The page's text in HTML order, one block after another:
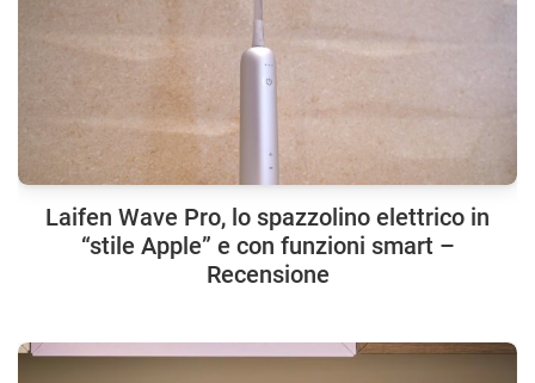
Laifen Wave Pro, lo spazzolino elettrico in
“stile Apple” e con funzioni smart –
Recensione